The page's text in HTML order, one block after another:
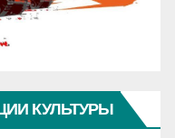
КУЛЬТУРЫ